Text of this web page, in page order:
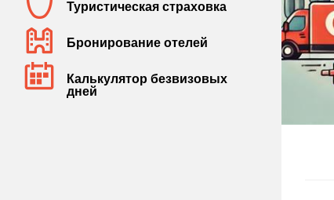
Туристическая страховка
Бронирование отелей
Калькулятор безвизовых
дней